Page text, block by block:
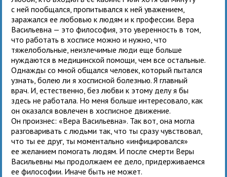
с ней пообщался, пропитывался к ней уважением,
заражался ее любовью к людям и к профессии. Вера
Васильевна — это философия, это уверенность в том,
что работать в хосписе можно и нужно, что
тяжелобольные, неизлечимые люди еще больше
нуждаются в медицинской помощи, чем все остальные.
Однажды со мной общался человек, который пытался
узнать, болею ли я хосписной болезнью. Я главный
врач. И, естественно, без любви к этому делу я бы
здесь не работала. Но меня больше интересовало, как
он оказался вовлечен в хосписное движение.
Он произнес: «Вера Васильевна». Так вот, она могла
разговаривать с людьми так, что ты сразу чувствовал,
что ты ее друг, ты моментально «инфицировался»
ее желанием помогать людям. И после смерти Веры
Васильевны мы продолжаем ее дело, придерживаемся
ее философии. Иначе быть не может.